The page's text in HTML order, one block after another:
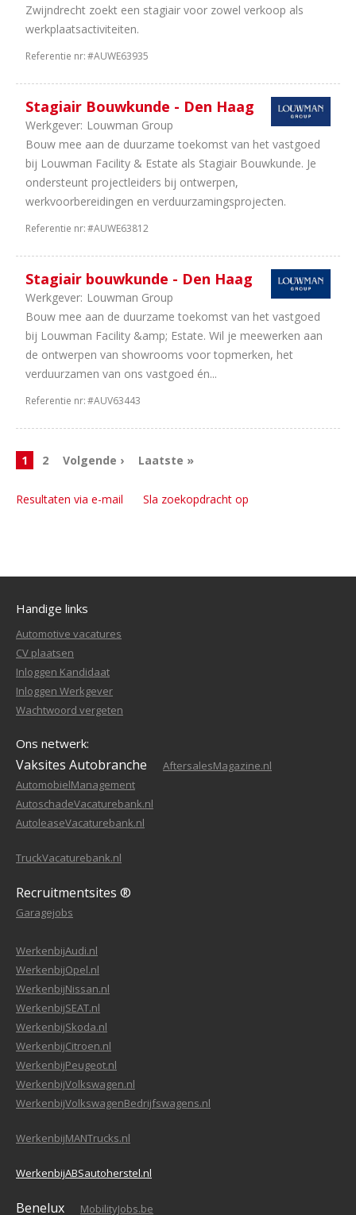
Zwijndrecht zoekt een stagiair voor zowel verkoop als
werkplaatsactiviteiten.
Referentie nr:#AUWE63935
Stagiair Bouwkunde - Den Haag
Werkgever: Louwman Group
Bouw mee aan de duurzame toekomst van het vastgoed
bij Louwman Facility & Estate als Stagiair Bouwkunde. Je
ondersteunt projectleiders bij ontwerpen,
werkvoorbereidingen en verduurzamingsprojecten.
Referentie nr:#AUWE63812
Stagiair bouwkunde - Den Haag
Werkgever: Louwman Group
Bouw mee aan de duurzame toekomst van het vastgoed
bij Louwman Facility &amp; Estate. Wil je meewerken aan
de ontwerpen van showrooms voor topmerken, het
verduurzamen van ons vastgoed én...
Referentie nr:#AUV63443
1 2 Volgende › Laatste »
Resultaten via e-mail Sla zoekopdracht op
Handige links
Automotive vacatures
CV plaatsen
Inloggen Kandidaat
Inloggen Werkgever
Wachtwoord vergeten
Ons netwerk:
Vaksites Autobranche
AftersalesMagazine.nl
AutomobielManagement
AutoschadeVacaturebank.nl
AutoleaseVacaturebank.nl
TruckVacaturebank.nl
Recruitmentsites ®
Garagejobs
WerkenbijAudi.nl
WerkenbijOpel.nl
WerkenbijNissan.nl
WerkenbijSEAT.nl
WerkenbijSkoda.nl
WerkenbijCitroen.nl
WerkenbijPeugeot.nl
WerkenbijVolkswagen.nl
WerkenbijVolkswagenBedrijfswagens.nl
WerkenbijMANTrucks.nl
WerkenbijABSautoherstel.nl
Benelux MobilityJobs.be